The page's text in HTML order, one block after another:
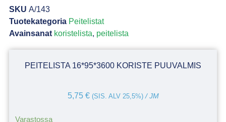
SKU A/143
Tuotekategoria Peitelistat
Avainsanat koristelista, peitelista
PEITELISTA 16*95*3600 KORISTE PUUVALMIS
5,75 € (SIS. ALV 25,5%)/ JM
Varastossa